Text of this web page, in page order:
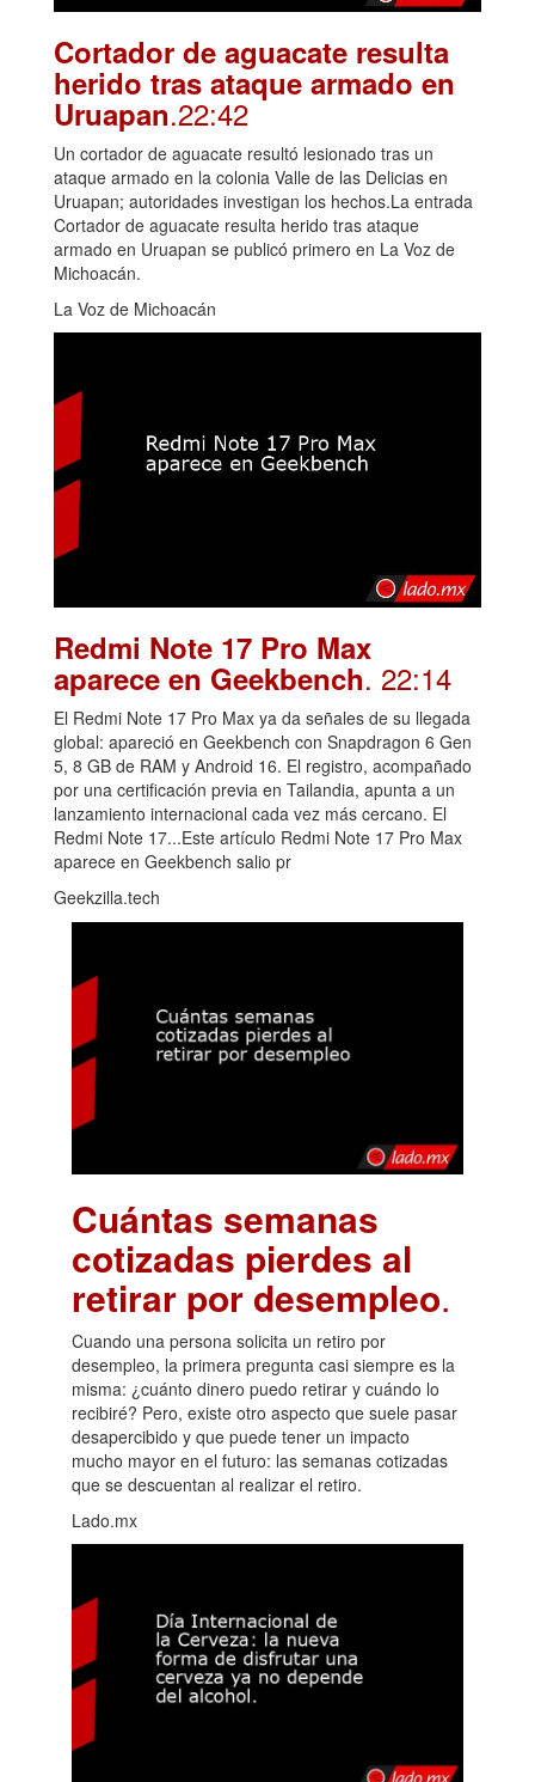
Cortador de aguacate resulta
herido tras ataque armado en
Uruapan.22:42
Un cortador de aguacate resultó lesionado tras un
ataque armado en la colonia Valle de las Delicias en
Uruapan; autoridades investigan los hechos.La entrada
Cortador de aguacate resulta herido tras ataque
armado en Uruapan se publicó primero en La Voz de
Michoacán.
La Voz de Michoacán
Redmi Note 17 Pro Max
aparece en Geekbench. 22:14
El Redmi Note 17 Pro Max ya da señales de su llegada
global: apareció en Geekbench con Snapdragon 6 Gen
5, 8 GB de RAM y Android 16. El registro, acompañado
por una certificación previa en Tailandia, apunta a un
lanzamiento internacional cada vez más cercano. El
Redmi Note 17...Este artículo Redmi Note 17 Pro Max
aparece en Geekbench salio pr
Geekzilla.tech
Cuántas semanas
cotizadas pierdes al
retirar por desempleo.
Cuando una persona solicita un retiro por
desempleo, la primera pregunta casi siempre es la
misma: ¿cuánto dinero puedo retirar y cuándo lo
recibiré? Pero, existe otro aspecto que suele pasar
desapercibido y que puede tener un impacto
mucho mayor en el futuro: las semanas cotizadas
que se descuentan al realizar el retiro.
Lado.mx